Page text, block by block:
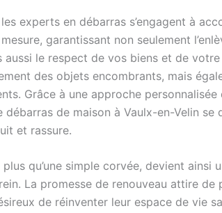
experts en débarras s’engagent à
garantissant non seulement
aussi le respect de vos biens et de
des objets encombrants, mais
Grâce à une approche
débarras de maison à Vaulx-en-Velin se
et rassure.
qu’une simple corvée, devient ainsi
La promesse de renouveau attire de
de réinventer leur espace de vie